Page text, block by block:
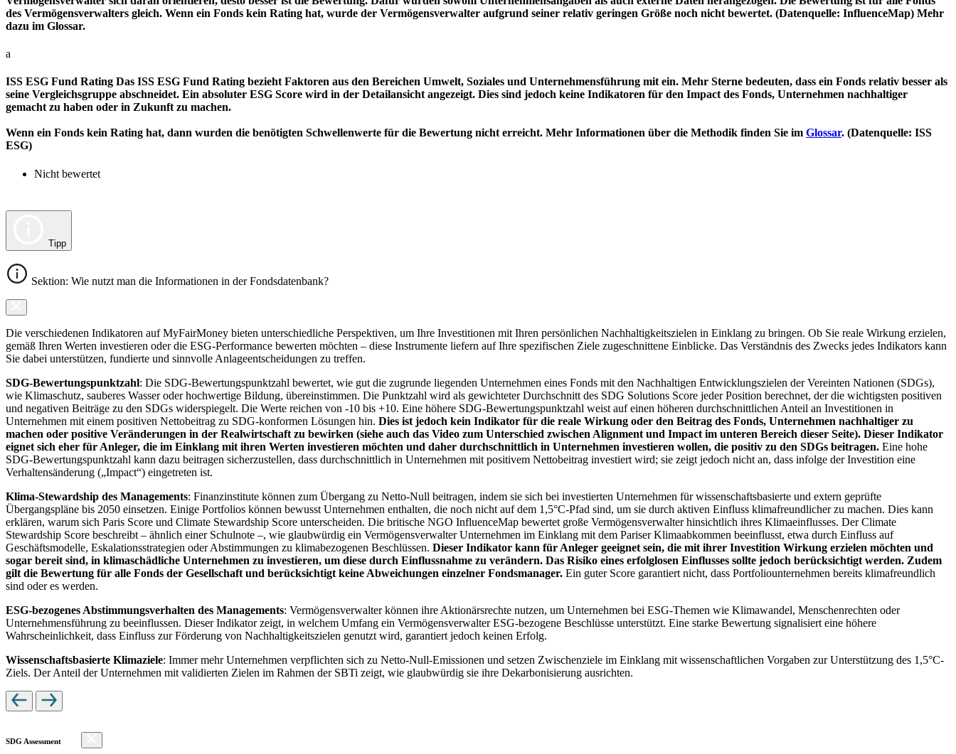
des Vermögensverwalters gleich. Wenn ein Fonds kein Rating hat, wurde der Vermögensverwalter aufgrund seiner relativ geringen Größe noch nicht bewertet. (Datenquelle: InfluenceMap) Mehr
dazu im Glossar.
a
ISS ESG Fund Rating Das ISS ESG Fund Rating bezieht Faktoren aus den Bereichen Umwelt, Soziales und Unternehmensführung mit ein. Mehr Sterne bedeuten, dass ein Fonds relativ besser als
seine Vergleichsgruppe abschneidet. Ein absoluter ESG Score wird in der Detailansicht angezeigt. Dies sind jedoch keine Indikatoren für den Impact des Fonds, Unternehmen nachhaltiger
gemacht zu haben oder in Zukunft zu machen.
Wenn ein Fonds kein Rating hat, dann wurden die benötigten Schwellenwerte für die Bewertung nicht erreicht. Mehr Informationen über die Methodik finden Sie im Glossar. (Datenquelle: ISS
ESG)
Nicht bewertet
Tipp
Sektion: Wie nutzt man die Informationen in der Fondsdatenbank?
Die verschiedenen Indikatoren auf MyFairMoney bieten unterschiedliche Perspektiven, um Ihre Investitionen mit Ihren persönlichen Nachhaltigkeitszielen in Einklang zu bringen. Ob Sie reale Wirkung erzielen,
gemäß Ihren Werten investieren oder die ESG-Performance bewerten möchten – diese Instrumente liefern auf Ihre spezifischen Ziele zugeschnittene Einblicke. Das Verständnis des Zwecks jedes Indikators kann
Sie dabei unterstützen, fundierte und sinnvolle Anlageentscheidungen zu treffen.
SDG-Bewertungspunktzahl: Die SDG-Bewertungspunktzahl bewertet, wie gut die zugrunde liegenden Unternehmen eines Fonds mit den Nachhaltigen Entwicklungszielen der Vereinten Nationen (SDGs),
wie Klimaschutz, sauberes Wasser oder hochwertige Bildung, übereinstimmen. Die Punktzahl wird als gewichteter Durchschnitt des SDG Solutions Score jeder Position berechnet, der die wichtigsten positiven
und negativen Beiträge zu den SDGs widerspiegelt. Die Werte reichen von -10 bis +10. Eine höhere SDG-Bewertungspunktzahl weist auf einen höheren durchschnittlichen Anteil an Investitionen in
Unternehmen mit einem positiven Nettobeitrag zu SDG-konformen Lösungen hin. Dies ist jedoch kein Indikator für die reale Wirkung oder den Beitrag des Fonds, Unternehmen nachhaltiger zu
machen oder positive Veränderungen in der Realwirtschaft zu bewirken (siehe auch das Video zum Unterschied zwischen Alignment und Impact im unteren Bereich dieser Seite). Dieser Indikator
eignet sich eher für Anleger, die im Einklang mit ihren Werten investieren möchten und daher durchschnittlich in Unternehmen investieren wollen, die positiv zu den SDGs beitragen. Eine hohe
SDG-Bewertungspunktzahl kann dazu beitragen sicherzustellen, dass durchschnittlich in Unternehmen mit positivem Nettobeitrag investiert wird; sie zeigt jedoch nicht an, dass infolge der Investition eine
Verhaltensänderung („Impact“) eingetreten ist.
Klima-Stewardship des Managements: Finanzinstitute können zum Übergang zu Netto-Null beitragen, indem sie sich bei investierten Unternehmen für wissenschaftsbasierte und extern geprüfte
Übergangspläne bis 2050 einsetzen. Einige Portfolios können bewusst Unternehmen enthalten, die noch nicht auf dem 1,5°C-Pfad sind, um sie durch aktiven Einfluss klimafreundlicher zu machen. Dies kann
erklären, warum sich Paris Score und Climate Stewardship Score unterscheiden. Die britische NGO InfluenceMap bewertet große Vermögensverwalter hinsichtlich ihres Klimaeinflusses. Der Climate
Stewardship Score beschreibt – ähnlich einer Schulnote –, wie glaubwürdig ein Vermögensverwalter Unternehmen im Einklang mit dem Pariser Klimaabkommen beeinflusst, etwa durch Einfluss auf
Geschäftsmodelle, Eskalationsstrategien oder Abstimmungen zu klimabezogenen Beschlüssen. Dieser Indikator kann für Anleger geeignet sein, die mit ihrer Investition Wirkung erzielen möchten und
sogar bereit sind, in klimaschädliche Unternehmen zu investieren, um diese durch Einflussnahme zu verändern. Das Risiko eines erfolglosen Einflusses sollte jedoch berücksichtigt werden. Zudem
gilt die Bewertung für alle Fonds der Gesellschaft und berücksichtigt keine Abweichungen einzelner Fondsmanager. Ein guter Score garantiert nicht, dass Portfoliounternehmen bereits klimafreundlich
sind oder es werden.
ESG-bezogenes Abstimmungsverhalten des Managements: Vermögensverwalter können ihre Aktionärsrechte nutzen, um Unternehmen bei ESG-Themen wie Klimawandel, Menschenrechten oder
Unternehmensführung zu beeinflussen. Dieser Indikator zeigt, in welchem Umfang ein Vermögensverwalter ESG-bezogene Beschlüsse unterstützt. Eine starke Bewertung signalisiert eine höhere
Wahrscheinlichkeit, dass Einfluss zur Förderung von Nachhaltigkeitszielen genutzt wird, garantiert jedoch keinen Erfolg.
Wissenschaftsbasierte Klimaziele: Immer mehr Unternehmen verpflichten sich zu Netto-Null-Emissionen und setzen Zwischenziele im Einklang mit wissenschaftlichen Vorgaben zur Unterstützung des 1,5°C-
Ziels. Der Anteil der Unternehmen mit validierten Zielen im Rahmen der SBTi zeigt, wie glaubwürdig sie ihre Dekarbonisierung ausrichten.
SDG Assessment